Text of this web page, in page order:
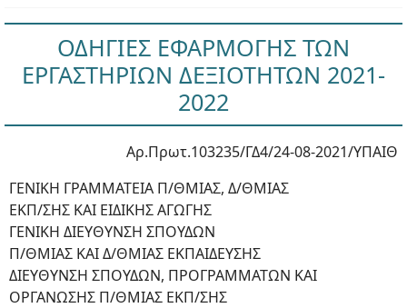
ΟΔΗΓΙΕΣ ΕΦΑΡΜΟΓΗΣ ΤΩΝ
ΕΡΓΑΣΤΗΡΙΩΝ ΔΕΞΙΟΤΗΤΩΝ 2021-
2022
Αρ.Πρωτ.103235/ΓΔ4/24-08-2021/ΥΠΑΙΘ
ΓΕΝΙΚΗ ΓΡΑΜΜΑΤΕΙΑ Π/ΘΜΙΑΣ, Δ/ΘΜΙΑΣ
ΕΚΠ/ΣΗΣ ΚΑΙ ΕΙΔΙΚΗΣ ΑΓΩΓΗΣ
ΓΕΝΙΚΗ ΔΙΕΥΘΥΝΣΗ ΣΠΟΥΔΩΝ
Π/ΘΜΙΑΣ ΚΑΙ Δ/ΘΜΙΑΣ ΕΚΠΑΙΔΕΥΣΗΣ
ΔΙΕΥΘΥΝΣΗ ΣΠΟΥΔΩΝ, ΠΡΟΓΡΑΜΜΑΤΩΝ ΚΑΙ
ΟΡΓΑΝΩΣΗΣ Π/ΘΜΙΑΣ ΕΚΠ/ΣΗΣ